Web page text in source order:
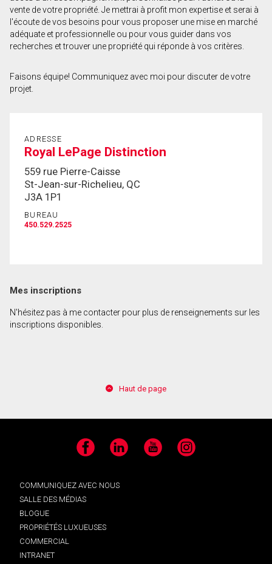
Prénom
Nom
Courriel
Téléphone
En cliquant sur le bouton « soumettre », vous
consentez à nos conditions d'utilisation et vous
vente de votre propriété. Je mettrai à profit mon expertise et serai à
l'écoute de vos besoins pour vous proposer une mise en marché
adéquate et professionnelle ou pour vous guider dans vos
recherches et trouver une propriété qui réponde à vos critères.
Faisons équipe! Communiquez avec moi pour discuter de votre
projet.
ADRESSE
Royal LePage Distinction
559 rue Pierre-Caisse
St-Jean-sur-Richelieu, QC
J3A 1P1
BUREAU
450.529.2525
Mes inscriptions
N'hésitez pas à me contacter pour plus de renseignements sur les
inscriptions disponibles.
Haut de page
Facebook LinkedIn YouTube Instagram
COMMUNIQUEZ AVEC NOUS
SALLE DES MÉDIAS
BLOGUE
PROPRIÉTÉS LUXUEUSES
COMMERCIAL
INTRANET